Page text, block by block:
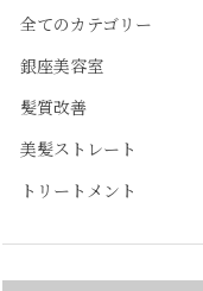
全てのカテゴリー
銀座美容室
髪質改善
美髪ストレート
トリートメント